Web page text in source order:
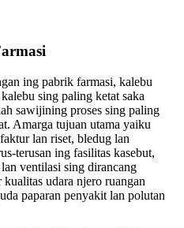
ing pabrik farmasi, kalebu
sing paling ketat saka
sawijining proses sing paling
Amarga tujuan utama yaiku
lan riset, bledug lan
terusan ing fasilitas kasebut,
ventilasi sing dirancang
udara njero ruangan
paparan penyakit lan polutan